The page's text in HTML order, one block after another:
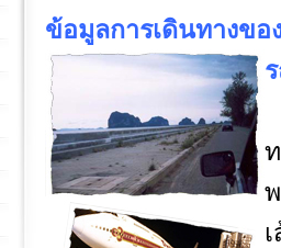
ข้อมูลการเดินทางขอ